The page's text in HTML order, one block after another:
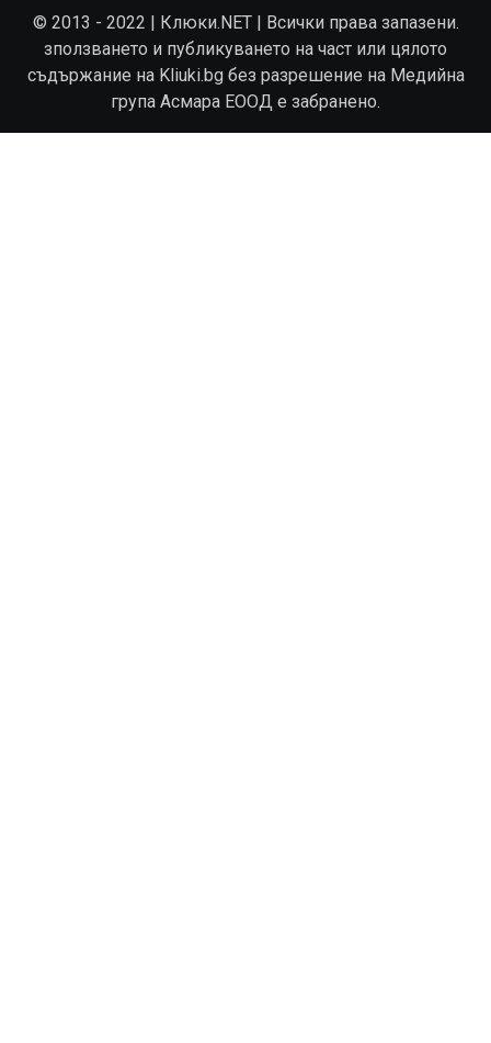
© 2013 - 2022 | Клюки.NET | Всички права запазени.
зползването и публикуването на част или цялото
съдържание на Kliuki.bg без разрешение на Медийна
група Асмара ЕООД е забранено.